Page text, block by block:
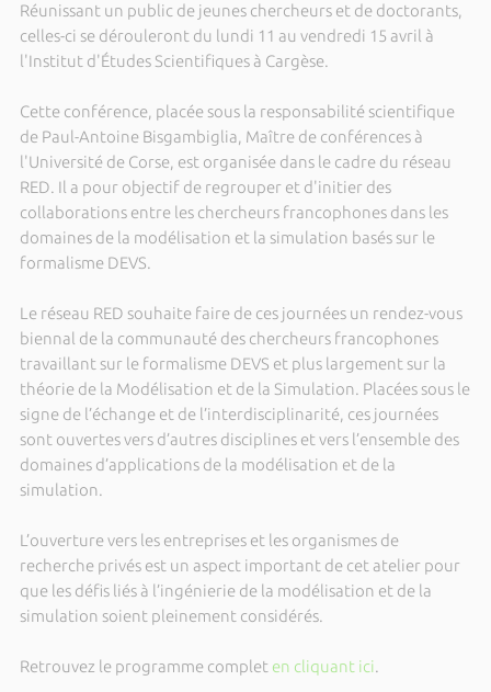
Réunissant un public de jeunes chercheurs et de doctorants,
celles-ci se dérouleront du lundi 11 au vendredi 15 avril à
l'Institut d'Études Scientifiques à Cargèse.
Cette conférence, placée sous la responsabilité scientifique
de Paul-Antoine Bisgambiglia, Maître de conférences à
l'Université de Corse, est organisée dans le cadre du réseau
RED. Il a pour objectif de regrouper et d'initier des
collaborations entre les chercheurs francophones dans les
domaines de la modélisation et la simulation basés sur le
formalisme DEVS.
Le réseau RED souhaite faire de ces journées un rendez-vous
biennal de la communauté des chercheurs francophones
travaillant sur le formalisme DEVS et plus largement sur la
théorie de la Modélisation et de la Simulation. Placées sous le
signe de l’échange et de l’interdisciplinarité, ces journées
sont ouvertes vers d’autres disciplines et vers l’ensemble des
domaines d’applications de la modélisation et de la
simulation.
L’ouverture vers les entreprises et les organismes de
recherche privés est un aspect important de cet atelier pour
que les défis liés à l’ingénierie de la modélisation et de la
simulation soient pleinement considérés.
Retrouvez le programme complet en cliquant ici.